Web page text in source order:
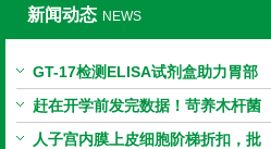
新闻动态 NEWS
GT-17检测ELISA试剂盒助力胃部
相关指标样本定量研究
赶在开学前发完数据！苛养木杆菌
PCR检测试剂盒暑假优惠开启
人子宫内膜上皮细胞阶梯折扣，批